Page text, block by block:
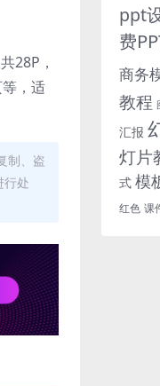
28P，
，适
制、盗
行处
ppt
费
商务
教程
汇报
灯片
式 模
红色 课